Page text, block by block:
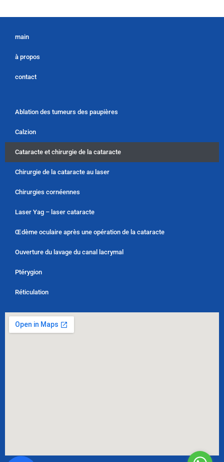
main
à propos
contact
Ablation des tumeurs des paupières
Calzion
Cataracte et chirurgie de la cataracte
Chirurgie de la cataracte au laser
Chirurgies cornéennes
Laser Yag – laser cataracte
Œdème oculaire après une opération de la cataracte
Ouverture du lavage du canal lacrymal
Ptérygion
Réticulation